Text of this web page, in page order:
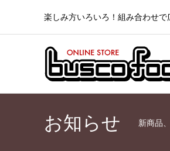
楽しみ方いろいろ！組み合わせ
お知らせ 新商品